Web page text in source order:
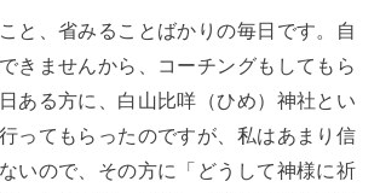
と、省みることばかりの毎日です。自
きませんから、コーチングもしてもら
ある方に、白山比咩（ひめ）神社とい
ってもらったのですが、私はあまり信
いので、その方に「どうして神様に祈